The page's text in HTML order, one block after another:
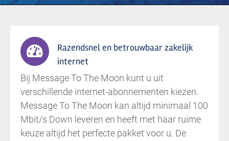
Razendsnel en betrouwbaar zakelijk
internet
Bij Message To The Moon kunt u uit
verschillende internet-abonnementen kiezen.
Message To The Moon kan altijd minimaal 100
Mbit/s Down leveren en heeft met haar ruime
keuze altijd het perfecte pakket voor u. De